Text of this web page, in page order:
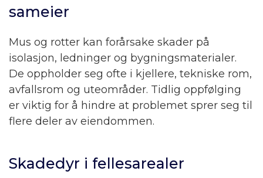
sameier
Mus og rotter kan forårsake skader på
isolasjon, ledninger og bygningsmaterialer.
De oppholder seg ofte i kjellere, tekniske rom,
avfallsrom og uteområder. Tidlig oppfølging
er viktig for å hindre at problemet sprer seg til
flere deler av eiendommen.
Skadedyr i fellesarealer